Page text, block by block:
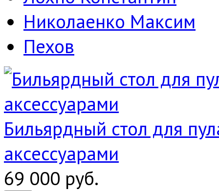
Николаенко Максим
Пехов
Бильярдный стол для
аксессуарами
69 000 руб.